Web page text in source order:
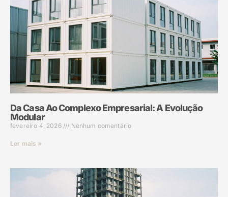
Da Casa Ao Complexo Empresarial: A Evolução
Modular
fevereiro 4, 2026 Nenhum comentário
Ler mais »